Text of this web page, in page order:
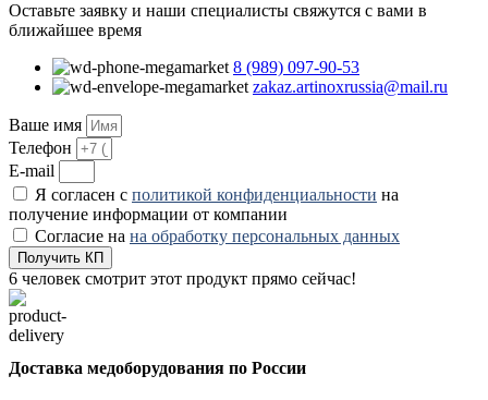
в
полимере
Оставьте заявку и наши специалисты свяжутся с вами в
ближайшее время
8 (989) 097-90-53
zakaz.artinoxrussia@mail.ru
Ваше имя
Телефон
E-mail
Я согласен с политикой конфиденциальности на
получение информации от компании
Согласие на на обработку персональных данных
Получить КП
6 человек смотрит этот продукт прямо сейчас!
Доставка медоборудования по России